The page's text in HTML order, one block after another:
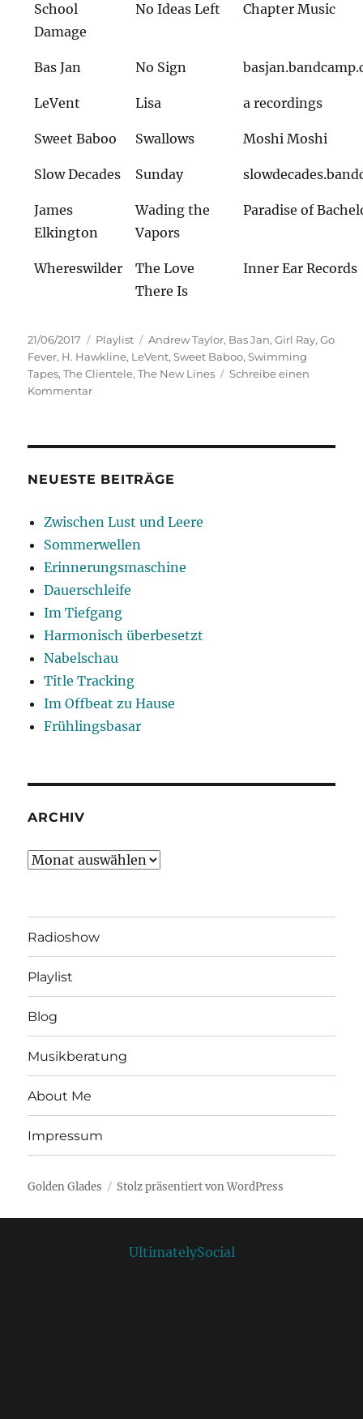
School
Damage
No Ideas Left Chapter Music
Bas Jan No Sign
LeVent Lisa a recordings
Sweet Baboo Swallows Moshi Moshi
Slow Decades Sunday
James
Elkington
Wading the
Vapors
Paradise of
Whereswilder
The Love
There Is
Inner Ear Records
Veröffentlicht
am
21/06/2017 Kategorien
Playlist Schlagwörter
Andrew Taylor, Bas Jan,Girl Ray,Go
Fever, H. Hawkline, LeVent,Sweet Baboo,Swimming
Tapes,The Clientele,The New Lines
Schreibe einen
Kommentarzu
NEUESTE BEITRÄGE
Zwischen Lust und Leere
Sommerwellen
Erinnerungsmaschine
Dauerschleife
Im Tiefgang
Harmonisch überbesetzt
Nabelschau
Title Tracking
Im Offbeat zu Hause
Frühlingsbasar
ARCHIV
Archiv
Radioshow
Playlist
Blog
Musikberatung
About Me
Impressum
Golden Glades Stolz präsentiert von WordPress
UltimatelySocial